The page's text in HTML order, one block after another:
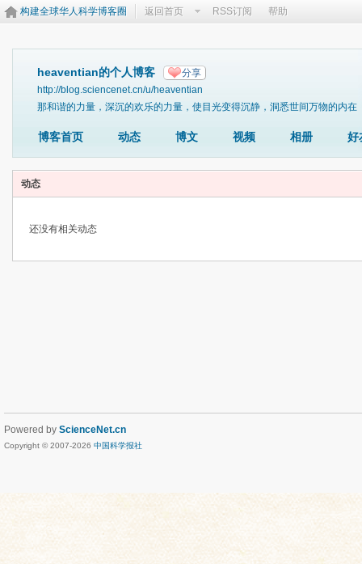
构建全球华人科学博客圈 返回首页 RSS订阅 帮助
heaventian的个人博客 分享
http://blog.sciencenet.cn/u/heaventian
那和谐的力量，深沉的欢乐的力量，使目光变得沉静，洞悉世间万物的内在
博客首页 动态 博文 视频 相册 好
动态
还没有相关动态
Powered by ScienceNet.cn
Copyright © 2007-2026 中国科学报社